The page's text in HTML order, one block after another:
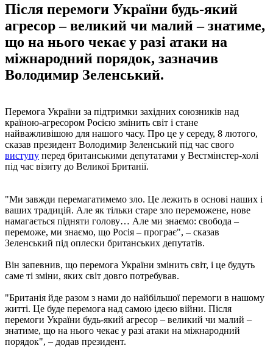
Після перемоги України будь-який
агресор – великий чи малий – знатиме,
що на нього чекає у разі атаки на
міжнародний порядок, зазначив
Володимир Зеленський.
Перемога України за підтримки західних союзників над
країною-агресором Росією змінить світ і стане
найважливішою для нашого часу. Про це у середу, 8 лютого,
сказав президент Володимир Зеленський під час свого
виступу перед британськими депутатами у Вестмінстер-холі
під час візиту до Великої Британії.
"Ми завжди перемагатимемо зло. Це лежить в основі наших і
ваших традицій. Але як тільки старе зло переможене, нове
намагається підняти голову… Але ми знаємо: свобода –
переможе, ми знаємо, що Росія – програє", – сказав
Зеленський під оплески британських депутатів.
Він запевнив, що перемога України змінить світ, і це будуть
саме ті зміни, яких світ довго потребував.
"Британія йде разом з нами до найбільшої перемоги в нашому
житті. Це буде перемога над самою ідеєю війни. Після
перемоги України будь-який агресор – великий чи малий –
знатиме, що на нього чекає у разі атаки на міжнародний
порядок", – додав президент.